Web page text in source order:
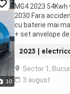
10
MG4 2023
2030 Fara
cu baterie mai
+ set anvelope
2023 |
Sector 1,
3 august